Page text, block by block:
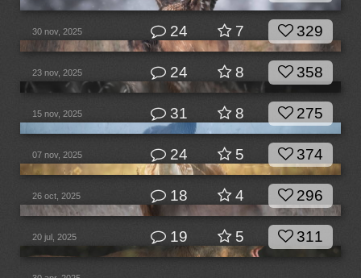
30 nov, 2025 24 7 329
23 nov, 2025 24 8 358
15 nov, 2025 31 8 275
07 nov, 2025 24 5 374
26 oct, 2025 18 4 296
20 jul, 2025 19 5 311